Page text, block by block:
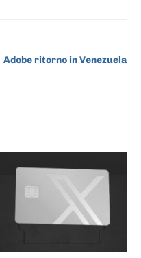
Adobe ritorno in Venezuela